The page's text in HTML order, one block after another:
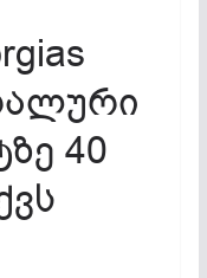
40